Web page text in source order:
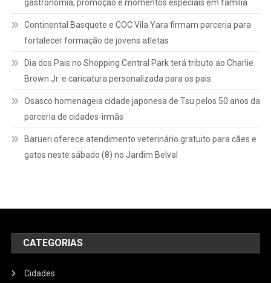
gastronomia, promoção e momentos especiais em família
Continental Basquete e COC Vila Yara firmam parceria para
fortalecer formação de jovens atletas
Dia dos Pais no Shopping Central Park terá tributo ao Charlie
Brown Jr. e caricatura personalizada para os pais
Osasco homenageia cidade japonesa de Tsu pelos 50 anos da
parceria de cidades-irmãs
Barueri oferece atendimento veterinário gratuito para cães e
gatos neste sábado (8) no Jardim Belval
CATEGORIAS
Cidades